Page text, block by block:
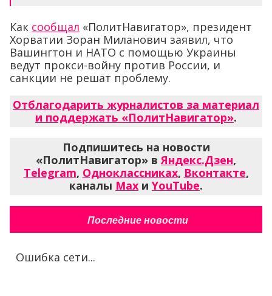
Как сообщал «ПолитНавигатор», президент
Хорватии Зоран Миланович заявил, что
Вашингтон и НАТО с помощью Украины
ведут прокси-войну против России, и
санкции не решат проблему.
Отблагодарить журналистов за материал
и поддержать «ПолитНавигатор».
Подпишитесь на новости
«ПолитНавигатор» вЯндекс.Дзен,
Telegram, Одноклассниках, Вконтакте,
каналы Max и YouTube.
Последние новости
Ошибка сети...